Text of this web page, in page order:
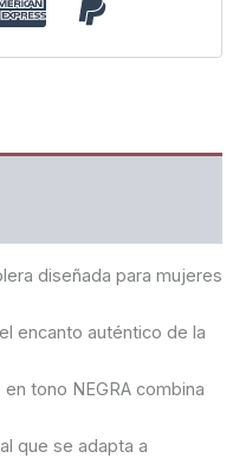
diseñada para mujeres
encanto auténtico de la
tono NEGRA combina
que se adapta a